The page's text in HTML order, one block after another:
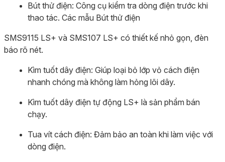
Bút thử điện: Công cụ kiểm tra dòng điện trước khi
thao tác. Các mẫu Bút thử điện
SMS9115 LS+ và SMS107 LS+ có thiết kế nhỏ gọn, đèn
báo rõ nét.
Kìm tuốt dây điện: Giúp loại bỏ lớp vỏ cách điện
nhanh chóng mà không làm hỏng lõi dây.
Kìm tuốt dây điện tự động LS+ là sản phẩm bán
chạy.
Tua vít cách điện: Đảm bảo an toàn khi làm việc với
dòng điện.